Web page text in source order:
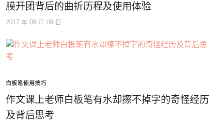
膜开团背后的曲折历程及使用体验
2017 年 09 月 09 日
白板笔使用技巧
作文课上老师白板笔有水却擦不掉字的奇怪经历
及背后思考